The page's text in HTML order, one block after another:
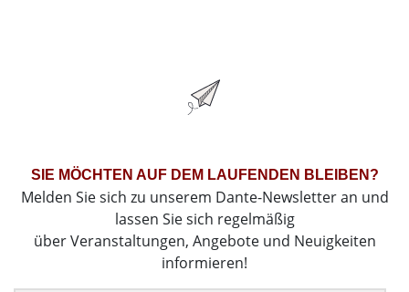
SIE MÖCHTEN AUF DEM LAUFENDEN BLEIBEN?
Melden Sie sich zu unserem Dante-Newsletter an und
lassen Sie sich regelmäßig
über Veranstaltungen, Angebote und Neuigkeiten
informieren!